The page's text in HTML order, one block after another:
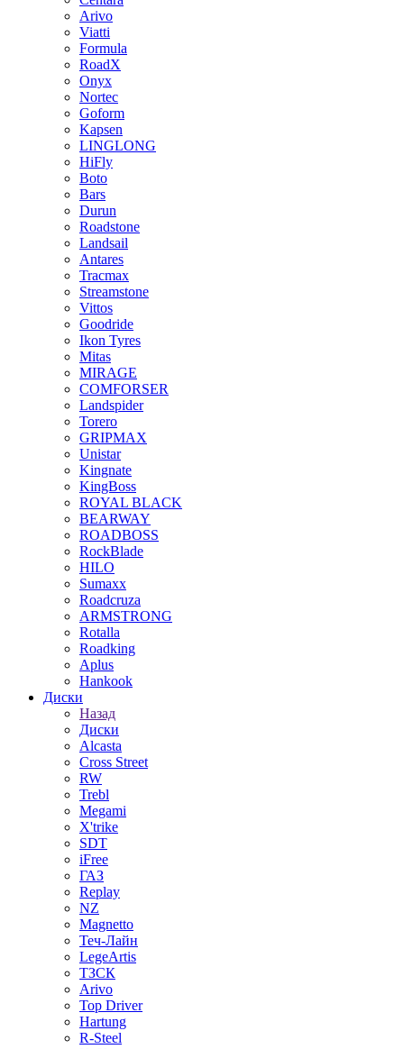
Arivo
Viatti
Formula
RoadX
Onyx
Nortec
Goform
Kapsen
LINGLONG
HiFly
Boto
Bars
Durun
Roadstone
Landsail
Antares
Tracmax
Streamstone
Vittos
Goodride
Ikon Tyres
Mitas
MIRAGE
COMFORSER
Landspider
Torero
GRIPMAX
Unistar
Kingnate
KingBoss
ROYAL BLACK
BEARWAY
ROADBOSS
RockBlade
HILO
Sumaxx
Roadcruza
ARMSTRONG
Rotalla
Roadking
Aplus
Hankook
Диски
Назад
Диски
Alcasta
Cross Street
RW
Trebl
Megami
X'trike
SDT
iFree
ГАЗ
Replay
NZ
Magnetto
Теч-Лайн
LegeArtis
ТЗСК
Arivo
Top Driver
Hartung
R-Steel